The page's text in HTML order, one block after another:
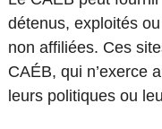
détenus, exploités
non affiliées. Ces
CAÉB, qui n’exerce
leurs politiques ou